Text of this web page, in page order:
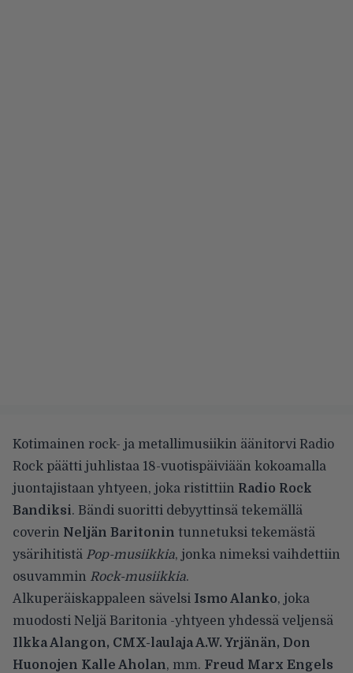
Kotimainen rock- ja metallimusiikin äänitorvi Radio
Rock päätti juhlistaa 18-vuotispäiviään kokoamalla
juontajistaan yhtyeen, joka ristittiin Radio Rock
Bandiksi. Bändi suoritti debyyttinsä tekemällä
coverin Neljän Baritonin tunnetuksi tekemästä
ysärihitistä Pop-musiikkia, jonka nimeksi vaihdettiin
osuvammin Rock-musiikkia.
Alkuperäiskappaleen sävelsi Ismo Alanko, joka
muodosti Neljä Baritonia -yhtyeen yhdessä veljensä
Ilkka Alangon, CMX-laulaja A.W. Yrjänän, Don
Huonojen Kalle Aholan, mm. Freud Marx Engels